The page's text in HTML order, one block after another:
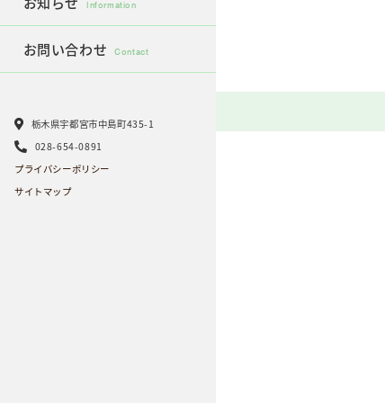
Information
お問い合わせ Contact
栃木県宇都宮市中島町435-1
028-654-0891
プライバシーポリシー
サイトマップ